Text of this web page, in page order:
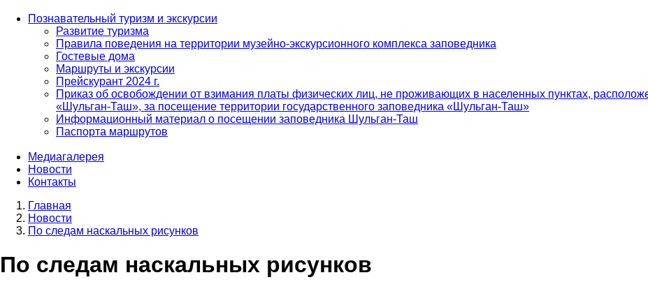
Познавательный туризм и экскурсии
Развитие туризма
Правила поведения на территории музейно-экскурсионного комплекса заповедника
Гостевые дома
Маршруты и экскурсии
Прейскурант 2024 г.
Приказ об освобождении от взимания платы физических лиц, не проживающих в населенных пунктах,
«Шульган-Таш», за посещение территории государственного заповедника «Шульган-Таш»
Информационный материал о посещении заповедника Шульган-Таш
Паспорта маршрутов
Медиагалерея
Новости
Контакты
Строка
навигации
Главная
Новости
По следам наскальных рисунков
По следам наскальных рисунков